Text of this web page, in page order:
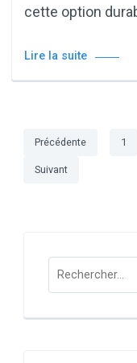
cette option
Lire la suite
Pagination
des
Précédente Page
1
Suivant
Rechercher :